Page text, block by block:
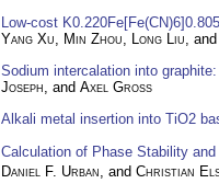
Low-cost
Yang Xu, Min Zhou, Long Liu,
Sodium intercalation into
Joseph, and Axel Groß
Alkali metal insertion into TiO2
Calculation of Phase Stability
Daniel F. Urban , and Christian